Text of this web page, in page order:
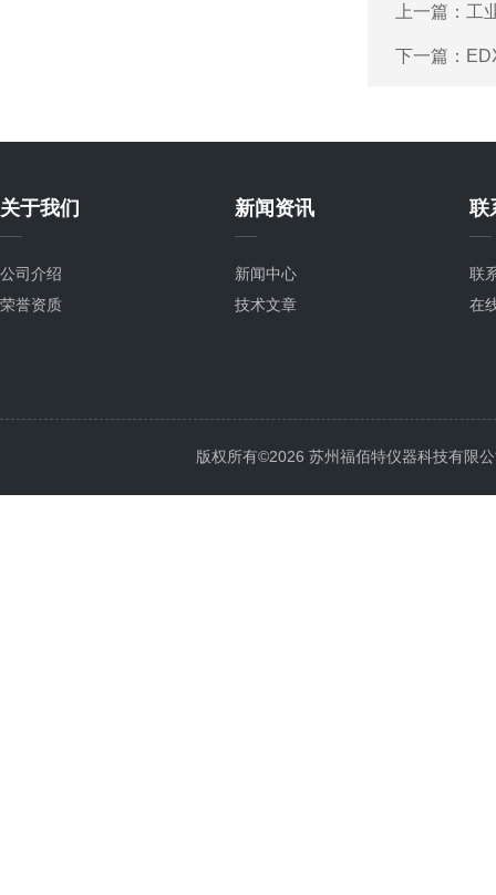
上一篇： 工
下一篇：
关于我们
公司介绍
荣誉资质
新闻资讯
新闻中心
技术文章
联
联
在
版权所有©2026 苏州福佰特仪器科技有限